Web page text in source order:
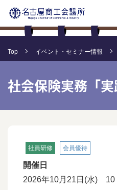
Top イベント・セミナー情報
社会保険実務「
社員研修 会員優待
開催日
2026年10月21日(水) 10